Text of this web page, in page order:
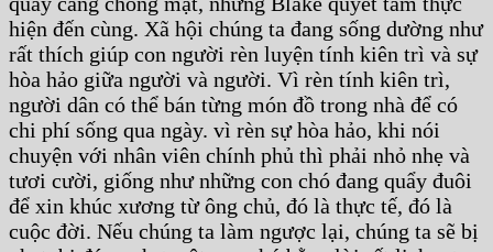
hiện đến cùng. Xã hội chúng ta đang sống dường như
rất thích giúp con người rèn luyện tính kiên trì và sự
hòa hảo giữa người và người. Vì rèn tính kiên trì,
người dân có thể bán từng món đồ trong nhà để có
chi phí sống qua ngày. vì rèn sự hòa hảo, khi nói
chuyện với nhân viên chính phủ thì phải nhỏ nhẹ và
tươi cười, giống như những con chó đang quẩy đuôi
để xin khúc xương từ ông chủ, đó là thực tế, đó là
cuộc đời. Nếu chúng ta làm ngược lại, chúng ta sẽ bị